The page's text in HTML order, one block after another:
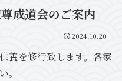
成道会のご案内
2024.10.20
養を修行致します。各家
。